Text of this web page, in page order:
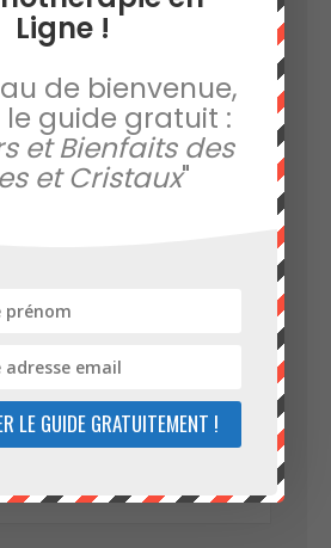
ne sera pas publiée.
sont indiqués avec
Ligne !
de bienvenue,
le guide gratuit :
et Bienfaits des
et Cristaux"
LE GUIDE GRATUITEMENT !